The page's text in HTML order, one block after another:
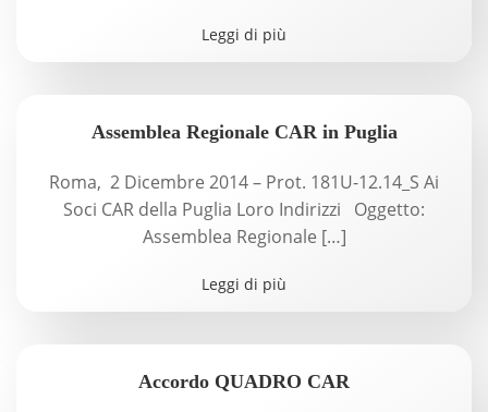
Leggi di più
Assemblea Regionale CAR in Puglia
Roma, 2 Dicembre 2014 – Prot. 181U-12.14_S Ai
Soci CAR della Puglia Loro Indirizzi Oggetto:
Assemblea Regionale […]
Leggi di più
Accordo QUADRO CAR